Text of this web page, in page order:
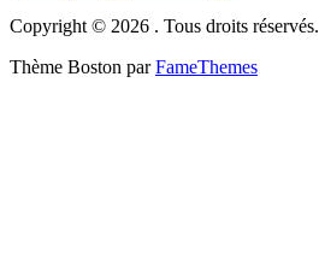
Copyright © 2026 . Tous droits réservés.
Thème Boston parFameThemes